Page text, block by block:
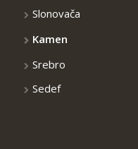
Slonovača
Kamen
Srebro
Sedef